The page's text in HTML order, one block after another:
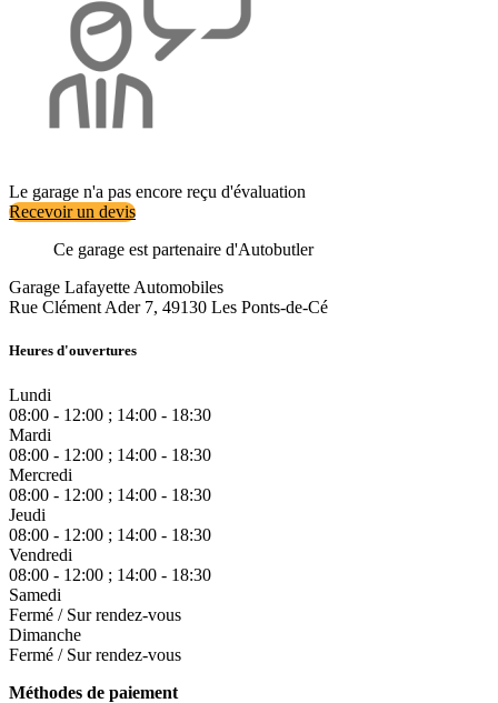
Le garage n'a pas encore reçu d'évaluation
Recevoir un devis
Ce garage est partenaire d'Autobutler
Garage Lafayette Automobiles
Rue Clément Ader 7, 49130 Les Ponts-de-Cé
Heures d'ouvertures
Lundi
08:00 - 12:00 ; 14:00 - 18:30
Mardi
08:00 - 12:00 ; 14:00 - 18:30
Mercredi
08:00 - 12:00 ; 14:00 - 18:30
Jeudi
08:00 - 12:00 ; 14:00 - 18:30
Vendredi
08:00 - 12:00 ; 14:00 - 18:30
Samedi
Fermé / Sur rendez-vous
Dimanche
Fermé / Sur rendez-vous
Méthodes de paiement